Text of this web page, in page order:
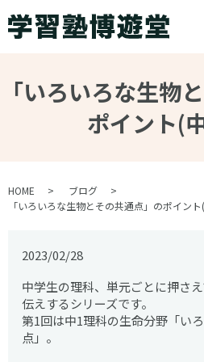
「いろいろな生物
ポイント(
HOME
ブログ
「いろいろな生物とその共通点」のポイン
2023/02/28
中学生の理科、単元ごとに押さ
伝えするシリーズです。
第1回は中1理科の生命分野「い
点」。